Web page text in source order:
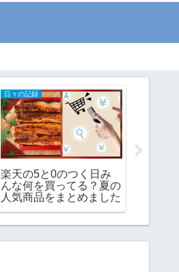
日々の記録
忙しすぎた土曜日.日曜
日.月曜日